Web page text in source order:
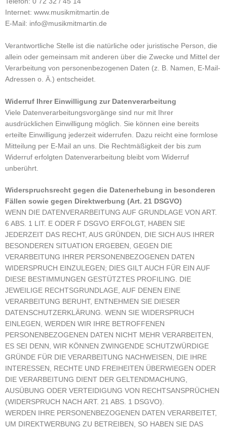
Internet: www.musikmitmartin.de
E-Mail: info@musikmitmartin.de
Verantwortliche Stelle ist die natürliche oder juristische Person, die
allein oder gemeinsam mit anderen über die Zwecke und Mittel der
Verarbeitung von personenbezogenen Daten (z. B. Namen, E-Mail-
Adressen o. Ä.) entscheidet.
Widerruf Ihrer Einwilligung zur Datenverarbeitung
Viele Datenverarbeitungsvorgänge sind nur mit Ihrer
ausdrücklichen Einwilligung möglich. Sie können eine bereits
erteilte Einwilligung jederzeit widerrufen. Dazu reicht eine formlose
Mitteilung per E-Mail an uns. Die Rechtmäßigkeit der bis zum
Widerruf erfolgten Datenverarbeitung bleibt vom Widerruf
unberührt.
Widerspruchsrecht gegen die Datenerhebung in besonderen
Fällen sowie gegen Direktwerbung (Art. 21 DSGVO)
WENN DIE DATENVERARBEITUNG AUF GRUNDLAGE VON ART.
6 ABS. 1 LIT. E ODER F DSGVO ERFOLGT, HABEN SIE
JEDERZEIT DAS RECHT, AUS GRÜNDEN, DIE SICH AUS IHRER
BESONDEREN SITUATION ERGEBEN, GEGEN DIE
VERARBEITUNG IHRER PERSONENBEZOGENEN DATEN
WIDERSPRUCH EINZULEGEN; DIES GILT AUCH FÜR EIN AUF
DIESE BESTIMMUNGEN GESTÜTZTES PROFILING. DIE
JEWEILIGE RECHTSGRUNDLAGE, AUF DENEN EINE
VERARBEITUNG BERUHT, ENTNEHMEN SIE DIESER
DATENSCHUTZERKLÄRUNG. WENN SIE WIDERSPRUCH
EINLEGEN, WERDEN WIR IHRE BETROFFENEN
PERSONENBEZOGENEN DATEN NICHT MEHR VERARBEITEN,
ES SEI DENN, WIR KÖNNEN ZWINGENDE SCHUTZWÜRDIGE
GRÜNDE FÜR DIE VERARBEITUNG NACHWEISEN, DIE IHRE
INTERESSEN, RECHTE UND FREIHEITEN ÜBERWIEGEN ODER
DIE VERARBEITUNG DIENT DER GELTENDMACHUNG,
AUSÜBUNG ODER VERTEIDIGUNG VON RECHTSANSPRÜCHEN
(WIDERSPRUCH NACH ART. 21 ABS. 1 DSGVO).
WERDEN IHRE PERSONENBEZOGENEN DATEN VERARBEITET,
UM DIREKTWERBUNG ZU BETREIBEN, SO HABEN SIE DAS